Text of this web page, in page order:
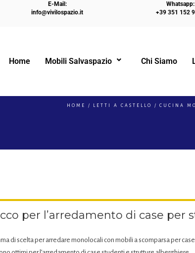
E-Mail:
info@vivilospazio.it
Whatsapp:
+39 351 152
Home Mobili Salvaspazio Chi Siamo
HOME LETTI A CASTELLO CUCINA
per l’arredamento di case per
di scelta per arredare monolocali con mobili a scomparsa per